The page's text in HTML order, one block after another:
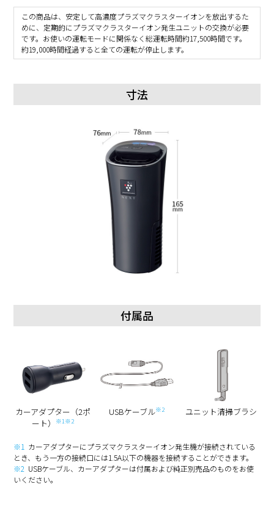
この商品は、安定して高濃度プラズマクラスターイオンを放出するた
めに、定期的にプラズマクラスターイオン発生ユニットの交換が必要
です。お使いの運転モードに関係なく総運転時間約17,500時間です。
約19,000時間経過すると全ての運転が停止します。
寸法
付属品
カーアダプター （2ポ
ート）
※1※2
USBケーブル※2 ユニット清掃ブラシ
※1 カーアダプターにプラズマクラスターイオン発生機が接続されている
とき、もう一方の接続口には1.5A以下の機器を接続することができます。
※2 USBケーブル、カーアダプターは付属および純正別売品のものをお使
いください。